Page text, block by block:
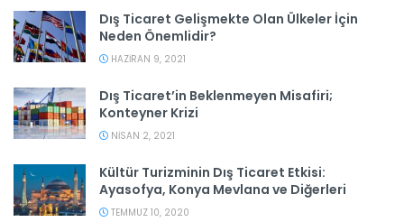
Dış Ticaret Gelişmekte Olan Ülkeler İçin
Neden Önemlidir?
HAZIRAN 9, 2021
Dış Ticaret’in Beklenmeyen Misafiri;
Konteyner Krizi
NISAN 2, 2021
Kültür Turizminin Dış Ticaret Etkisi:
Ayasofya, Konya Mevlana ve Diğerleri
TEMMUZ 10, 2020